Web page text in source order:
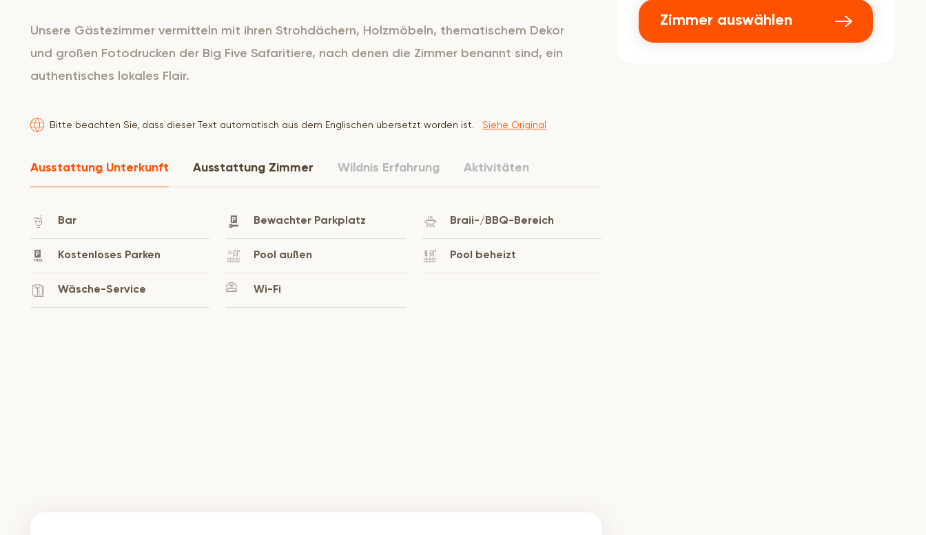
Unsere Gästezimmer vermitteln mit ihren Strohdächern, Holzmöbeln, thematischem Dekor
und großen Fotodrucken der Big Five Safaritiere, nach denen die Zimmer benannt sind, ein
authentisches lokales Flair.
Bitte beachten Sie, dass dieser Text automatisch aus dem Englischen übersetzt worden ist. Siehe Original
Ausstattung Unterkunft Ausstattung Zimmer Wildnis Erfahrung Aktivitäten
Bar Bewachter Parkplatz Braii-/BBQ-Bereich
Kostenloses Parken Pool außen Pool beheizt
Wäsche-Service Wi-Fi
Zimmer auswählen